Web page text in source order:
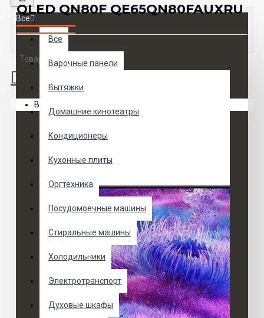
Все
Все
Варочные панели
Вытяжки
Домашние кинотеатры
Кондиционеры
Кухонные плиты
Оргтехника
Посудомоечные машины
Стиральные машины
Холодильники
Электротранспорт
Духовые шкафы
Товаров 0 (0 руб.)
Ваша корзина пуста!
QLED QN80F QE65QN80FAUXRU